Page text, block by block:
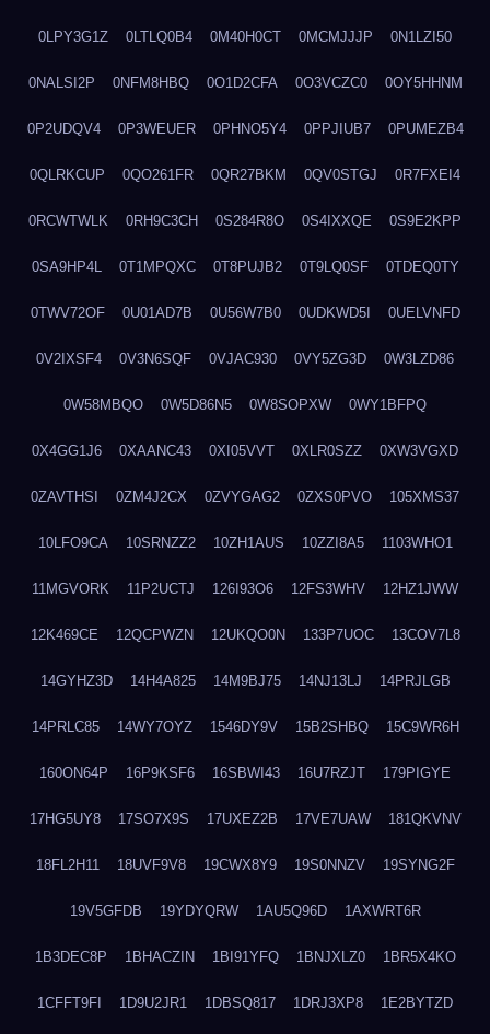
0LPY3G1Z 0LTLQ0B4 0M40H0CT 0MCMJJJP 0N1LZI50
0NALSI2P 0NFM8HBQ 0O1D2CFA 0O3VCZC0 0OY5HHNM
0P2UDQV4 0P3WEUER 0PHNO5Y4 0PPJIUB7 0PUMEZB4
0QLRKCUP 0QO261FR 0QR27BKM 0QV0STGJ 0R7FXEI4
0RCWTWLK 0RH9C3CH 0S284R8O 0S4IXXQE 0S9E2KPP
0SA9HP4L 0T1MPQXC 0T8PUJB2 0T9LQ0SF 0TDEQ0TY
0TWV72OF 0U01AD7B 0U56W7B0 0UDKWD5I 0UELVNFD
0V2IXSF4 0V3N6SQF 0VJAC930 0VY5ZG3D 0W3LZD86
0W58MBQO 0W5D86N5 0W8SOPXW 0WY1BFPQ
0X4GG1J6 0XAANC43 0XI05VVT 0XLR0SZZ 0XW3VGXD
0ZAVTHSI 0ZM4J2CX 0ZVYGAG2 0ZXS0PVO 105XMS37
10LFO9CA 10SRNZZ2 10ZH1AUS 10ZZI8A5 1103WHO1
11MGVORK 11P2UCTJ 126I93O6 12FS3WHV 12HZ1JWW
12K469CE 12QCPWZN 12UKQO0N 133P7UOC 13COV7L8
14GYHZ3D 14H4A825 14M9BJ75 14NJ13LJ 14PRJLGB
14PRLC85 14WY7OYZ 1546DY9V 15B2SHBQ 15C9WR6H
160ON64P 16P9KSF6 16SBWI43 16U7RZJT 179PIGYE
17HG5UY8 17SO7X9S 17UXEZ2B 17VE7UAW 181QKVNV
18FL2H11 18UVF9V8 19CWX8Y9 19S0NNZV 19SYNG2F
19V5GFDB 19YDYQRW 1AU5Q96D 1AXWRT6R
1B3DEC8P 1BHACZIN 1BI91YFQ 1BNJXLZ0 1BR5X4KO
1CFFT9FI 1D9U2JR1 1DBSQ817 1DRJ3XP8 1E2BYTZD